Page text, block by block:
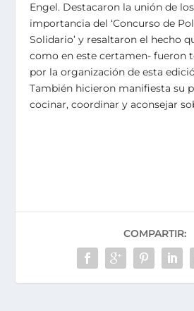
Engel. Destacaron la unión de
importancia del ‘Concurso de
Solidario’ y resaltaron el hecho
como en este certamen- fueron
por la organización de esta
También hicieron manifiesta su
cocinar, coordinar y aconsejar
COMPARTIR: